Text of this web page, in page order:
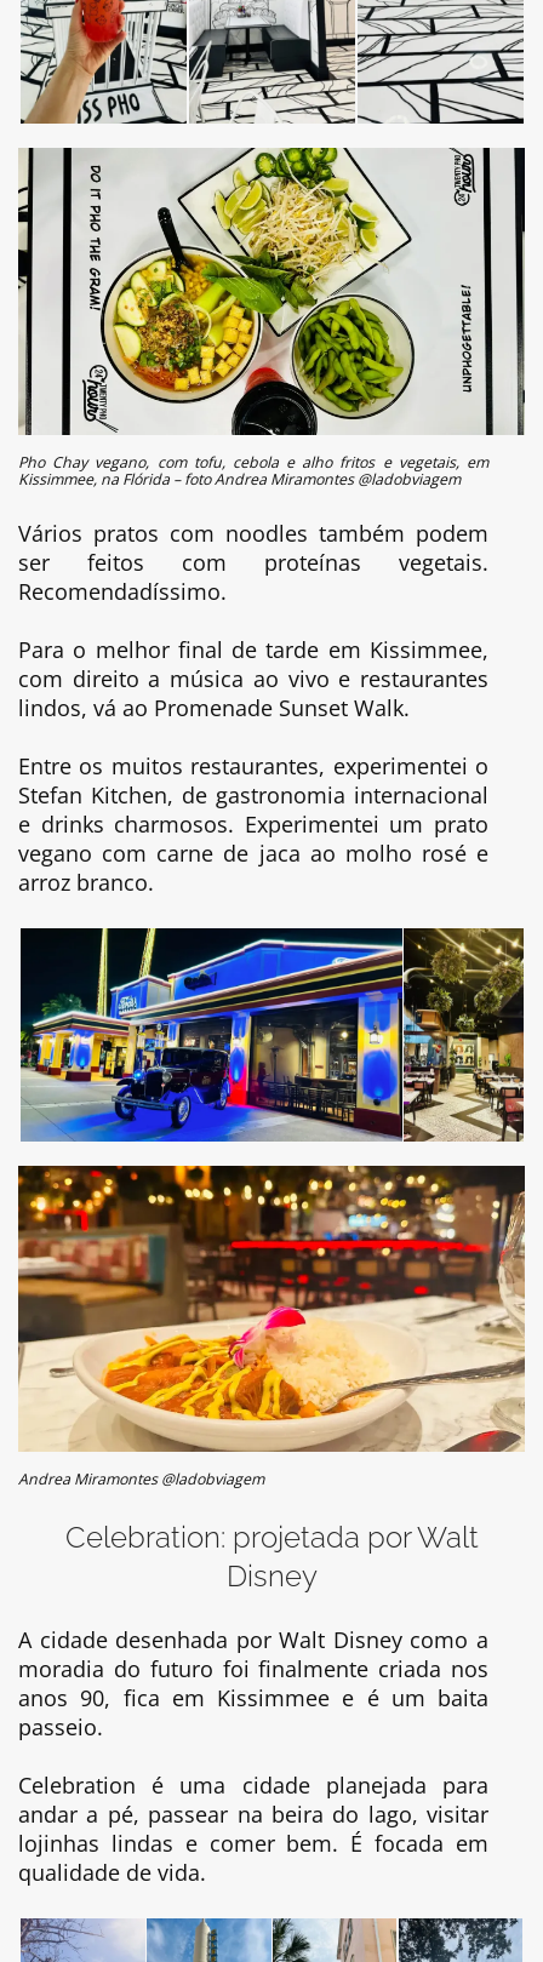
Pho Chay vegano, com tofu, cebola e alho fritos e vegetais, em
Kissimmee, na Flórida – foto Andrea Miramontes @ladobviagem
Vários pratos com noodles também podem
ser feitos com proteínas vegetais.
Recomendadíssimo.
Para o melhor final de tarde em Kissimmee,
com direito a música ao vivo e restaurantes
lindos, vá ao Promenade Sunset Walk.
Entre os muitos restaurantes, experimentei o
Stefan Kitchen, de gastronomia internacional
e drinks charmosos. Experimentei um prato
vegano com carne de jaca ao molho rosé e
arroz branco.
Andrea Miramontes @ladobviagem
Celebration: projetada por Walt
Disney
A cidade desenhada por Walt Disney como a
moradia do futuro foi finalmente criada nos
anos 90, fica em Kissimmee e é um baita
passeio.
Celebration é uma cidade planejada para
andar a pé, passear na beira do lago, visitar
lojinhas lindas e comer bem. É focada em
qualidade de vida.